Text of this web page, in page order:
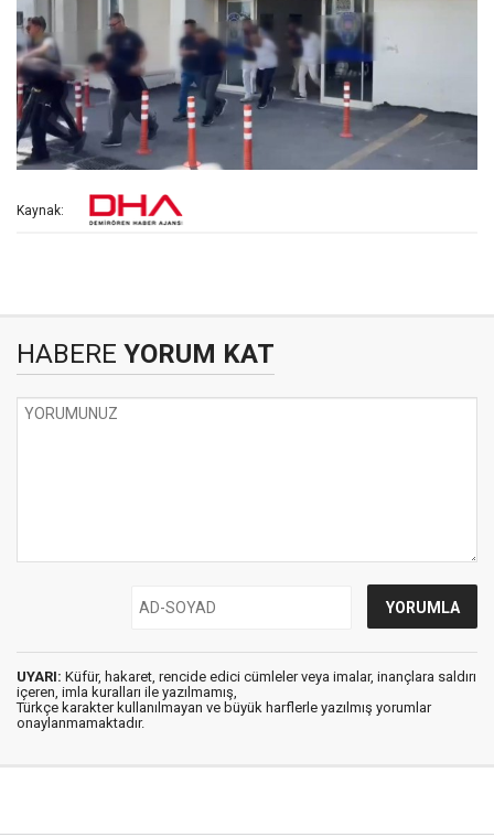
Kaynak:
HABERE YORUM KAT
UYARI: Küfür, hakaret, rencide edici cümleler veya imalar, inançlara saldırı
içeren, imla kuralları ile yazılmamış,
Türkçe karakter kullanılmayan ve büyük harflerle yazılmış yorumlar
onaylanmamaktadır.